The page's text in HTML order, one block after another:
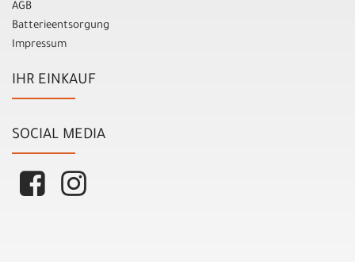
AGB
Batterieentsorgung
Impressum
IHR EINKAUF
SOCIAL MEDIA